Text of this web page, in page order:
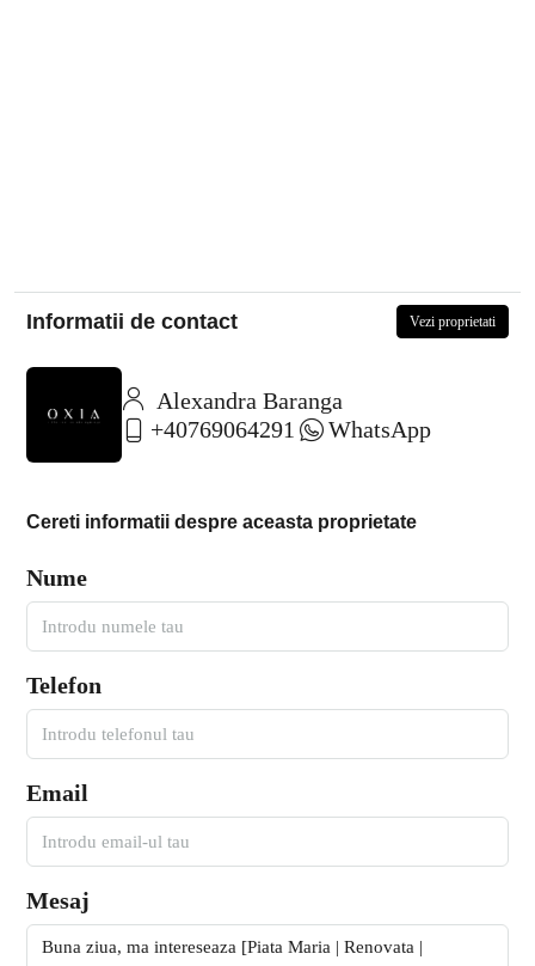
Informatii de contact Vezi proprietati
Alexandra Baranga
+40769064291
WhatsApp
Cereti informatii despre aceasta proprietate
Nume
Telefon
Email
Mesaj